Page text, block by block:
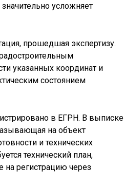
усложняет
прошедшая экспертизу.
указанных координат и
состоянием
в ЕГРН. В выписке
на объект
и технических
технический план,
регистрацию через